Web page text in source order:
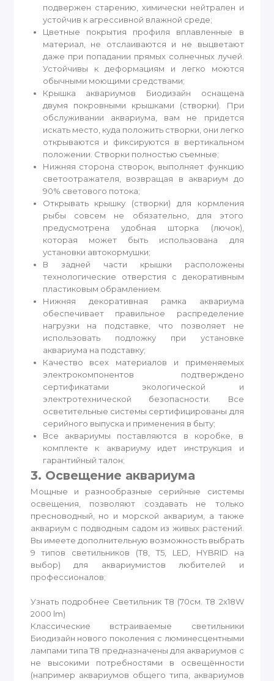
подвержен старению, химически нейтрален и
устойчив к агрессивной влажной среде;
Цветные покрытия профиля вплавленные в
материал, не отслаиваются и не выцветают
даже при попадании прямых солнечных лучей.
Устойчивы к деформациям и легко моются
обычными моющими средствами;
Крышка аквариумов Биодизайн оснащена
двумя покровными крышками (створки). При
обслуживании аквариума, вам не придется
искать место, куда положить створки, они легко
открываются и фиксируются в вертикальном
положении. Створки полностью съемные;
Нижняя сторона створок, выполняет функцию
светоотражателя, возвращая в аквариум до
90% светового потока;
Открывать крышку (створки) для кормления
рыбы совсем не обязательно, для этого
предусмотрена удобная шторка (лючок),
которая может быть использована для
установки автокормушки;
В задней части крышки расположены
технологические отверстия с декоративным
пластиковым обрамлением.
Нижняя декоративная рамка аквариума
обеспечивает правильное распределение
нагрузки на подставке, что позволяет не
использовать подложку при установке
аквариума на подставку;
Качество всех материалов и применяемых
электрокомпонентов подтверждено
сертификатами экологической и
электротехнической безопасности. Все
осветительные системы сертифицированы для
серийного выпуска и применения в быту;
Все аквариумы поставляются в коробке, в
комплекте к аквариуму идет инструкция и
гарантийный талон;
3. Освещение аквариума
Мощные и разнообразные серийные системы
освещения, позволяют создавать не только
пресноводный, но и морской аквариум, а также
аквариум с подводным садом из живых растений.
Вы имеете дополнительную возможность выбрать
9 типов светильников (T8, T5, LED, HYBRID на
выбор) для аквариумистов любителей и
профессионалов;
Узнать подробнее Светильник T8 (70см. T8 2x18W
2000 lm)
Классические встраиваемые светильники
Биодизайн нового поколения с люминесцентными
лампами типа T8 предназначены для аквариумов с
не высокими потребностями в освещённости
(например аквариумов общего типа, аквариумов